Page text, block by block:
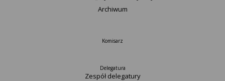
Archiwum
Komisarz
Delegatura
Zespół delegatury